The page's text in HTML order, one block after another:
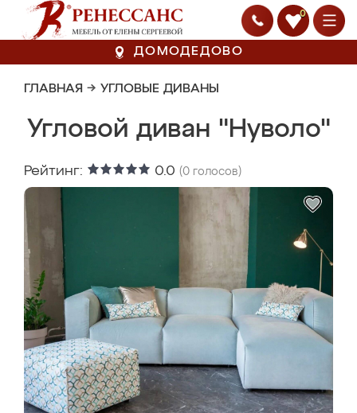
0
ДОМОДЕДОВО
ГЛАВНАЯ → УГЛОВЫЕ ДИВАНЫ
Угловой диван "Нуволо"
Рейтинг: 0.0 (0 голосов)